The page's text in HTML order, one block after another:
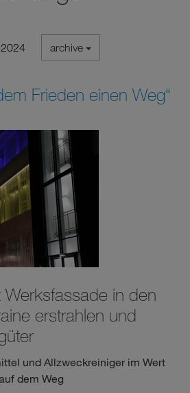
2024 archive
Frieden einen Weg“
Werksfassade in den
erstrahlen und
und Allzweckreiniger im Wert
dem Weg